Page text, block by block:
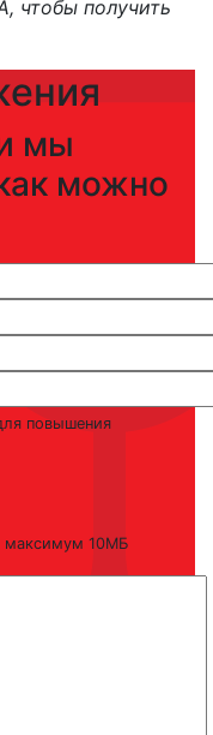
чтобы получить
мы
можно
повышения
максимум 10МБ